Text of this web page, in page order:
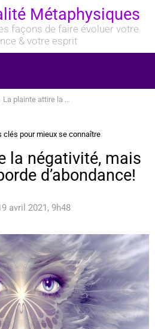
Métaphysiques
façons de faire évoluer votre
& votre esprit
La plainte attire la négativité, mais la gratitude déborde d’abondance!
clés pour mieux se connaître
la négativité, mais
d’abondance!
avril 2021, 9h48